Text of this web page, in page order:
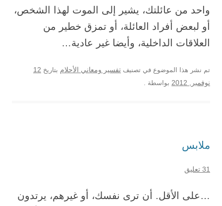
واحد من عائلتك، يشير إلى الموت لهذا الشخص،
أو لبعض أفراد العائلة، أو تمزق خطير من
العلاقات الداخلية، وأيضا غير عادية…
تم نشر هذا الموضوع في تصنيف تفسير ومعاني الأحلام بتاريخ 12
نوفمبر, 2012
بواسطة .
ملابس
31 تعليق
…على الأقل. أن ترى نفسك، أو غيرهم، يرتدون